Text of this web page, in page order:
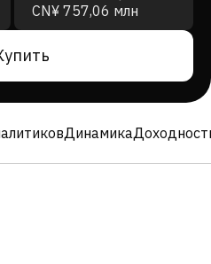
CN¥ 757,06 млн
Динамика